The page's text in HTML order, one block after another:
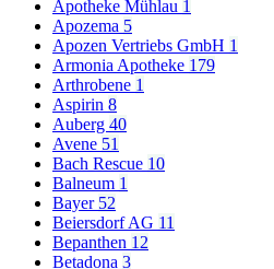
Apotheke Mühlau 1
Apozema 5
Apozen Vertriebs GmbH 1
Armonia Apotheke 179
Arthrobene 1
Aspirin 8
Auberg 40
Avene 51
Bach Rescue 10
Balneum 1
Bayer 52
Beiersdorf AG 11
Bepanthen 12
Betadona 3